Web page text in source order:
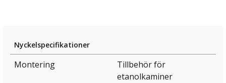
Nyckelspecifikationer
Montering
Tillbehör för
etanolkaminer